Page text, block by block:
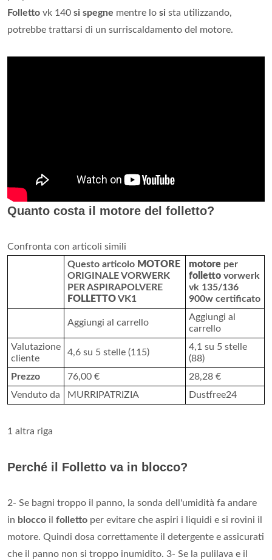
Folletto vk 140 si spegne mentre lo si sta utilizzando,
potrebbe trattarsi di un surriscaldamento del motore.
Quanto costa il motore del folletto?
Confronta con articoli simili
Questo articolo MOTORE
ORIGINALE VORWERK
PER ASPIRAPOLVERE
FOLLETTOVK1
motore per
folletto vorwerk
vk 135/136
900w certificato
Aggiungi al carrello
Aggiungi al
carrello
Valutazione
cliente
4,6 su 5 stelle (115)
4,1 su 5 stelle
(88)
Prezzo
76,00 €
28,28 €
Venduto da
MURRIPATRIZIA Dustfree24
1 altra riga
Perché il Folletto va in blocco?
2- Se bagni troppo il panno, la sonda dell'umidità fa andare
in blocco il folletto per evitare che aspiri i liquidi e si rovini il
motore. Quindi dosa correttamente il detergente e assicurati
che il panno non si troppo inumidito. 3- Se la pulilava e il